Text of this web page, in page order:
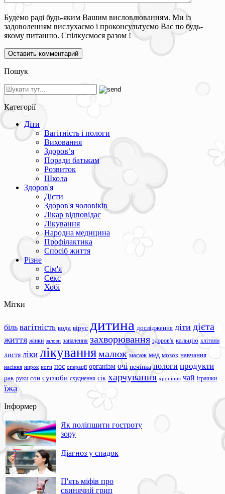
Будемо раді будь-яким Вашим висловлюванням. Ми із
задоволенням вислухаємо і проконсультуємо Вас по будь-
якому питанню. Спілкуємося разом !
Пошук
Категорії
Діти
Вагітність і пологи
Виховання
Здоров’я
Поради батькам
Розвиток
Школа
Здоров'я
Дієти
Здоров'я чоловіків
Лікар відповідає
Лікування
Народна медицина
Профілактика
Спосіб життя
Різне
Сім'я
Секс
Хобі
Мітки
біль вагітність вода вірус дитина дослідження діти дієта
життя жінки залози запалення захворювання здоров'я кальцію клітини
листя ліки лікуваннямалюк масаж мед мозок навчання
насіння нирок ноги нос операції організм очі печінка пологи продукти
рак руки сон суглоби схуднення сік харчування хропіння чай іграшки
їжа
Інформер
Як поліпшити гостроту
зору
Діагноз у спадок
П'ять міфів про
свинячий грип